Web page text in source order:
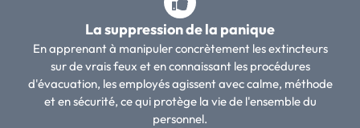
La suppression de la panique
En apprenant à manipuler concrètement les extincteurs
sur de vrais feux et en connaissant les procédures
d'évacuation, les employés agissent avec calme, méthode
et en sécurité, ce qui protège la vie de l'ensemble du
personnel.